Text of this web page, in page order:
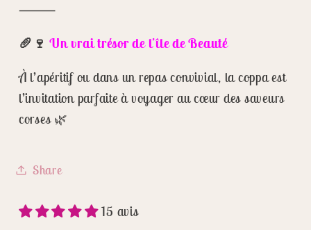
⸻
🥖🍷 Un vrai trésor de l’île de Beauté
À l’apéritif ou dans un repas convivial, la coppa est
l’invitation parfaite à voyager au cœur des saveurs
corses 🌿
Share
15 avis